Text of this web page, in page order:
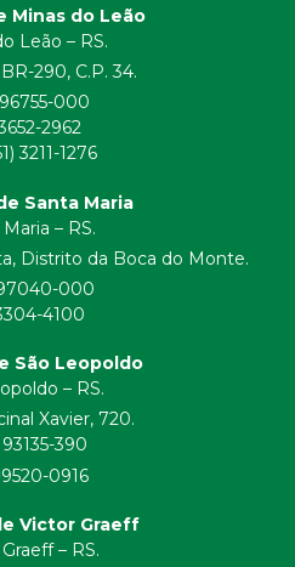
Minas do Leão
Leão – RS.
290, C.P. 34.
000
2962
3211-1276
Santa Maria
– RS.
Distrito da Boca do Monte.
000
4100
São Leopoldo
– RS.
Xavier, 720.
390
0916
Victor Graeff
– RS.